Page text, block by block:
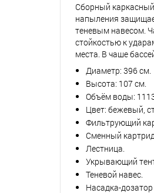
Сборный
напыления
теневым навесом.
стойкостью к
места. В чаше
Диаметр: 396 см.
Высота: 107 см.
Объём воды:
Цвет: бежевый,
Фильтрующий
Сменный
Лестница.
Укрывающий
Теневой навес.
Насадка-